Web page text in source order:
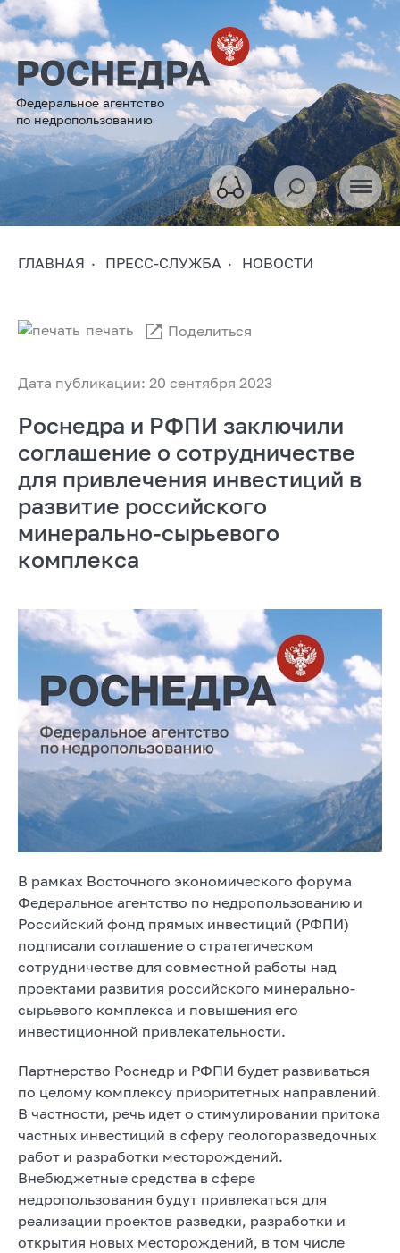
Федеральное агентство
по недропользованию
ГЛАВНАЯ ПРЕСС-СЛУЖБА НОВОСТИ
Дата публикации: 20 сентября 2023
печать Поделиться
Роснедра и РФПИ заключили
соглашение о сотрудничестве
для привлечения инвестиций в
развитие российского
минерально-сырьевого
комплекса
В рамках Восточного экономического форума
Федеральное агентство по недропользованию и
Российский фонд прямых инвестиций (РФПИ)
подписали соглашение о стратегическом
сотрудничестве для совместной работы над
проектами развития российского минерально-
сырьевого комплекса и повышения его
инвестиционной привлекательности.
Партнерство Роснедр и РФПИ будет развиваться
по целому комплексу приоритетных направлений.
В частности, речь идет о стимулировании притока
частных инвестиций в сферу геологоразведочных
работ и разработки месторождений.
Внебюджетные средства в сфере
недропользования будут привлекаться для
реализации проектов разведки, разработки и
открытия новых месторождений, в том числе